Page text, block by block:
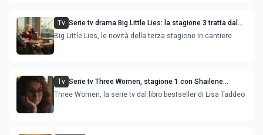
Tv Serie tv drama Big Little Lies: la stagione 3 tratta dal
nuovo libro di Liane Moriarty
Big Little Lies, le novità della terza stagione in cantiere
Tv Serie tv Three Women, stagione 1 con Shailene
Woodley : trama, cast e uscita
Three Women, la serie tv dal libro bestseller di Lisa Taddeo